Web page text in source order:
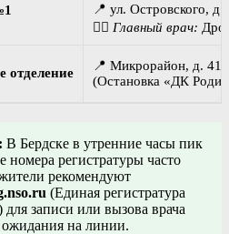
📍 ул. Островского, д.
👨‍⚕️ Главный врач:
отделение
📍 Микрорайон, д. 41а
(Остановка «ДК
В Бердске в утренние часы пик
номера регистратуры часто
рекомендуют
(Единая регистратура
записи или вызова врача
на линии.